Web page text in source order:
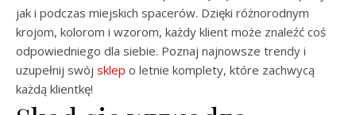
jak i podczas miejskich spacerów. Dzięki różnorodnym
krojom, kolorom i wzorom, każdy klient może znaleźć coś
odpowiedniego dla siebie. Poznaj najnowsze trendy i
uzupełnij swój sklep o letnie komplety, które zachwycą
każdą klientkę!